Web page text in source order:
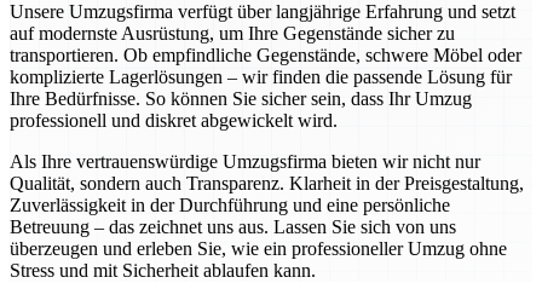
Unsere Umzugsfirma verfügt über langjährige Erfahrung und setzt
auf modernste Ausrüstung, um Ihre Gegenstände sicher zu
transportieren. Ob empfindliche Gegenstände, schwere Möbel oder
komplizierte Lagerlösungen – wir finden die passende Lösung für
Ihre Bedürfnisse. So können Sie sicher sein, dass Ihr Umzug
professionell und diskret abgewickelt wird.
Als Ihre vertrauenswürdige Umzugsfirma bieten wir nicht nur
Qualität, sondern auch Transparenz. Klarheit in der Preisgestaltung,
Zuverlässigkeit in der Durchführung und eine persönliche
Betreuung – das zeichnet uns aus. Lassen Sie sich von uns
überzeugen und erleben Sie, wie ein professioneller Umzug ohne
Stress und mit Sicherheit ablaufen kann.